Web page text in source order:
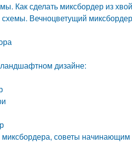
Как сделать миксбордер из
схемы. Вечноцветущий миксбордер
дизайне:
миксбордера, советы начинающим